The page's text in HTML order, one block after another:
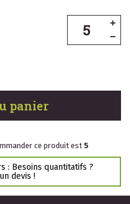
panier
ce produit est 5
: Besoins quantitatifs ?
devis !